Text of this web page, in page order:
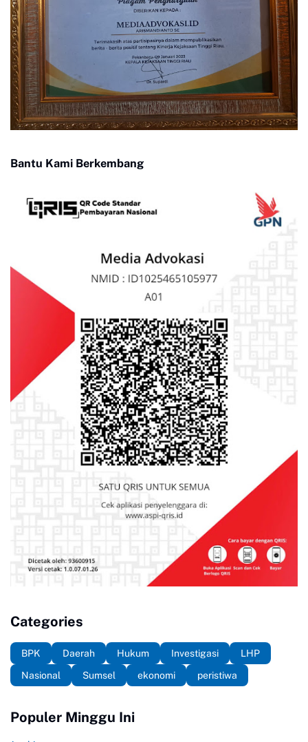
Bantu Kami Berkembang
Categories
BPK Daerah Hukum Investigasi
LHP
Nasional
Sumsel ekonomi peristiwa
Populer Minggu Ini